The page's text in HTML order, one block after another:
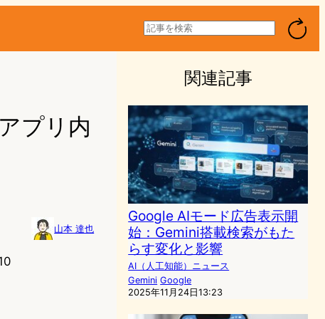
検
索
プリ内
山本 達也
関連記事
Google AIモード広告表示開
始：Gemini搭載検索がもた
らす変化と影響
AI（人工知能）ニュース
Gemini Google
2025年11月24日13:23